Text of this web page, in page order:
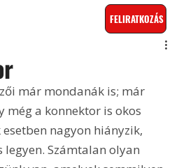
FELIRATKOZÁS
már mondanák is; már
még a konnektor is okos
esetben nagyon hiányzik,
legyen. Számtalan olyan